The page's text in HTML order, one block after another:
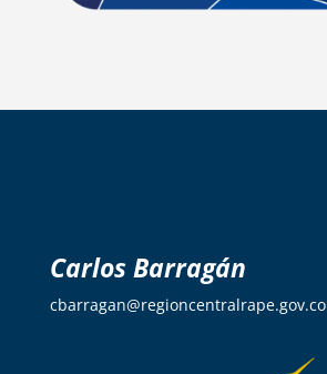
Carlos Barragán
cbarragan@regioncentralrape.gov.co